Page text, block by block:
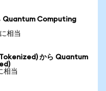
Quantum Computing
相当
から Quantum
相当